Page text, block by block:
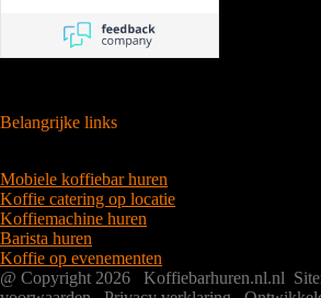
Belangrijke links
Mobiele koffiebar huren
Koffie catering op locatie
Koffiemachine huren
Barista huren
Koffie op evenementen
@ Copyright 2026 Koffiebarhuren.nl.nl